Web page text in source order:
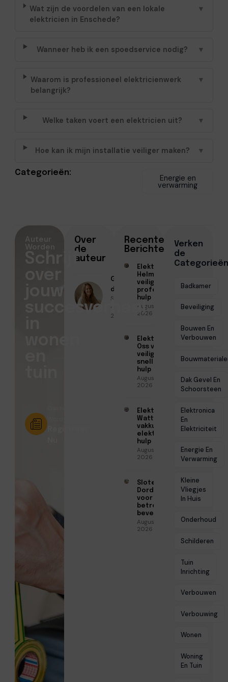
Wat zijn de voordelen van een lokale
elektricien in Enschede?
▼
Wanneer heb ik een spoedservice nodig? ▼
Waarom is professioneel elektricienwerk
belangrijk?
▼
Welke taken voert een elektricien uit? ▼
Hoe kan ik mijn installatie veiliger maken? ▼
Categorieën:
Energie en
verwarming
Over
de
auteur
Geschreven
door
Sofia Mendes
● April 20,
2026
Recente
Berichten
Elektricien
Helmond voor
veilige en
professionele
hulp
Augustus 6,
2026
Elektricien
Oss voor
veilige en
snelle
hulp
Augustus 6,
2026
Elektricien
Watt voor
vakkundige
elektrische
hulp
Augustus 5,
2026
Slotenmaker
Dordrecht
voor
betrouwbare
beveiliging
Augustus 3,
2026
Verken
de
Categorieën
Badkamer
Beveiliging
Bouwen En
Verbouwen
Dak Gevel En
Schoorsteen
Elektronica
En
Elektriciteit
Energie En
Verwarming
Kleine
Vliegjes
In Huis
Onderhoud
Schilderen
Tuin
Inrichting
Verbouwen
Verbouwing
Wonen
Woning
En Tuin
Auteur
Worden
Schrijf
jouw
succesverhaal
Registreer